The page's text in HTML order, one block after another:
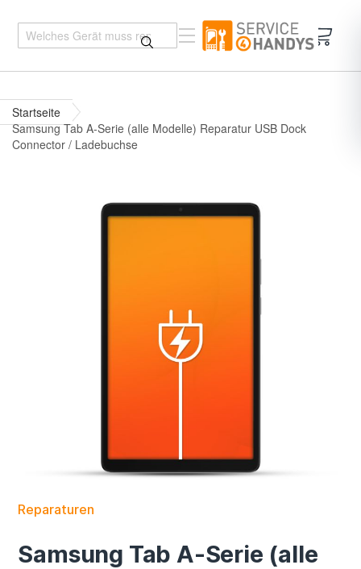
Startseite
Samsung Tab A-Serie (alle Modelle) Reparatur USB Dock
Connector / Ladebuchse
Reparaturen
Samsung Tab A-Serie (alle